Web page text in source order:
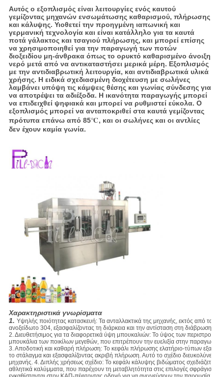
Αυτός ο εξοπλισμός είναι λειτουργίες ενός καυτού
γεμίζοντας μηχανών ενσωμάτωσης καθαρισμού, πλήρωσης
και κάλυψης. Υιοθετεί την προηγμένη ιαπωνική και
γερμανική τεχνολογία και είναι κατάλληλο για τα καυτά
ποτά γάλακτος και τσαγιού πλήρωσης, και μπορεί επίσης
να χρησιμοποιηθεί για την παραγωγή των ποτών
διοξειδίου μη-άνθρακα όπως το ορυκτό καθαρισμένο άνοιξη
νερό μετά από να αντικαταστήσει μερικά μέρη. Εξοπλισμός
με την αντιδιαβρωτική λειτουργία, και αντιδιαβρωτικά υλικά
χρήσης. Η ειδικά σχεδιασμένη διοχέτευση με σωλήνες
λαμβάνει υπόψη τις κάμψειςθέσης και γωνίαςσύνδεσης για
να αποτρέψει τα αδιέξοδα. Η ικανότητα παραγωγής μπορεί
να επιδειχθεί ψηφιακά και μπορεί να ρυθμιστεί εύκολα. Ο
εξοπλισμός μπορεί να ανταποκριθεί στα καυτά γεμίζοντας
πρότυπα επάνω από 85℃, και οι σωλήνες και οι αντλίες
δεν έχουν καμία γωνία.
Χαρακτηριστικά γνωρίσματα
1. Υψηλής ποιότητας κατασκευή: Τα ανταλλακτικά της μηχανής, εκτός από τα
ανοξείδωτο 304, εξασφαλίζοντας τη διάρκεια και την αντίσταση στη διάβρωση.
2. Διευθετήσιμος για τα διαφορετικά ύψη μπουκαλιών: Το ύψος των
μπουκάλια των ποικίλων μεγεθών, που επιτρέπουν την ευελιξία στην παραγωγή.
3. Αποδοτική και καθαρή πλήρωση: Το κεφάλι πλήρωσης ελατήριο-τύπων
το στάλαγμα και εξασφαλίζοντας ακριβή πλήρωση. Αυτό το σχέδιο διευκολύνει
μηχανής. 4. Διπλής χρήσεως σχέδιο: Το κεφάλι κάλυψης βιδώματος σχεδιάζεται
αθλητικά καλύμματα, που παρέχουν τη μεταβλητότητα στις επιλογές